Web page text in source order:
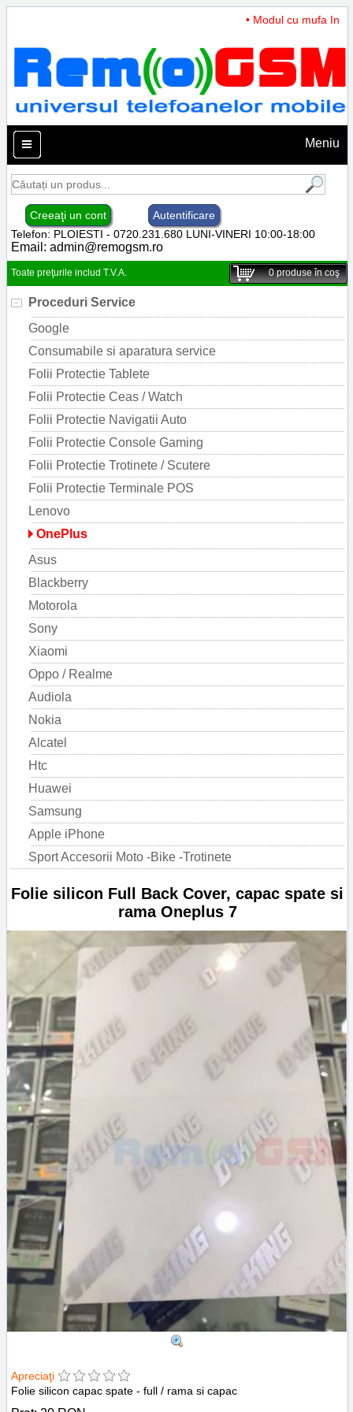
• Modul cu mufa
Meniu
Creeaţi un cont
Autentificare
Telefon: PLOIESTI - 0720.231.680 LUNI-VINERI 10:00-18:00
Email: admin@remogsm.ro
Toate preţurile includ T.V.A. 0produse în coş
Proceduri Service
Google
Consumabile si aparatura service
Folii Protectie Tablete
Folii Protectie Ceas / Watch
Folii Protectie Navigatii Auto
Folii Protectie Console Gaming
Folii Protectie Trotinete / Scutere
Folii Protectie Terminale POS
Lenovo
OnePlus
Asus
Blackberry
Motorola
Sony
Xiaomi
Oppo / Realme
Audiola
Nokia
Alcatel
Htc
Huawei
Samsung
Apple iPhone
Sport Accesorii Moto -Bike -Trotinete
Folie silicon Full Back Cover, capac spate si
rama Oneplus 7
Apreciaţi
Folie silicon capac spate - full / rama si capac